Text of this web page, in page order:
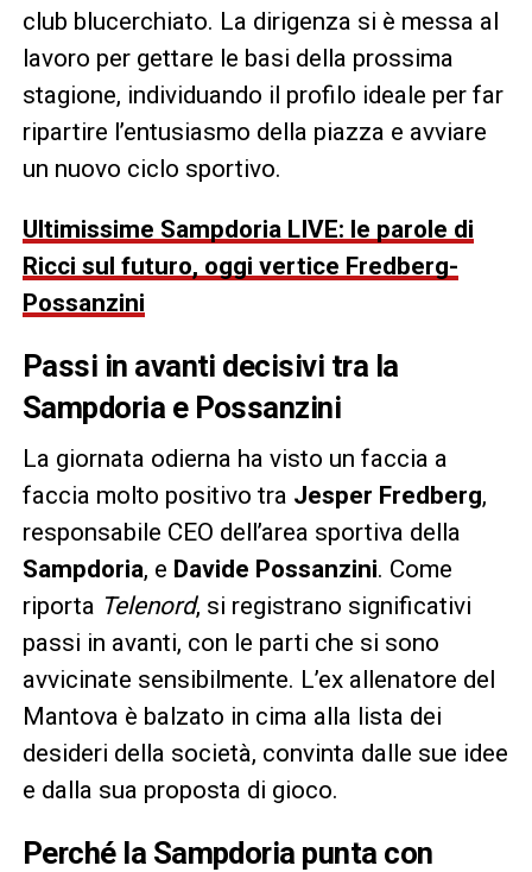
club blucerchiato. La dirigenza si è messa al
lavoro per gettare le basi della prossima
stagione, individuando il profilo ideale per far
ripartire l’entusiasmo della piazza e avviare
un nuovo ciclo sportivo.
Ultimissime Sampdoria LIVE: le parole di
Ricci sul futuro, oggi vertice Fredberg-
Possanzini
Passi in avanti decisivi tra la
Sampdoria e Possanzini
La giornata odierna ha visto un faccia a
faccia molto positivo tra Jesper Fredberg,
responsabile CEO dell’area sportiva della
Sampdoria, e Davide Possanzini. Come
riporta Telenord, si registrano significativi
passi in avanti, con le parti che si sono
avvicinate sensibilmente. L’ex allenatore del
Mantova è balzato in cima alla lista dei
desideri della società, convinta dalle sue idee
e dalla sua proposta di gioco.
Perché la Sampdoria punta con